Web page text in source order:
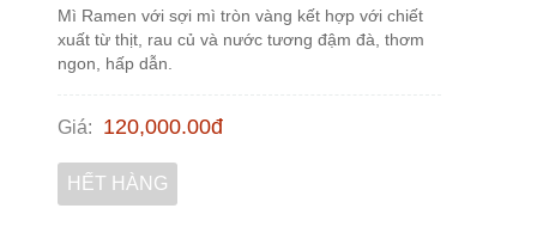
Mì Ramen với sợi mì tròn vàng kết hợp với chiết
xuất từ thịt, rau củ và nước tương đậm đà, thơm
ngon, hấp dẫn.
Giá: 120,000.00đ
HẾT HÀNG